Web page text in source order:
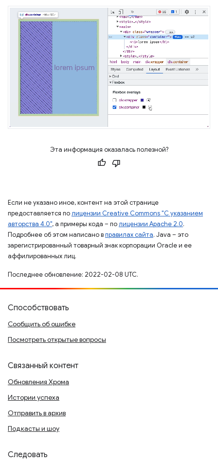
Эта информация оказалась полезной?
Если не указано иное, контент на этой странице
предоставляется полицензии Creative Commons "С указанием
авторства 4.0", а примеры кода – полицензии Apache 2.0.
Подробнее об этом написано вправилах сайта. Java – это
зарегистрированный товарный знак корпорации Oracle и ее
аффилированных лиц.
Последнее обновление: 2022-02-08 UTC.
Способствовать
Сообщить об ошибке
Посмотреть открытые вопросы
Связанный контент
Обновления Хрома
Истории успеха
Отправить в архив
Подкасты и шоу
Следовать